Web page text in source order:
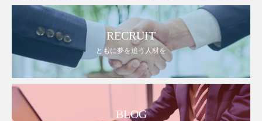
RECRUIT
ともに夢を追う人材を
BLOG